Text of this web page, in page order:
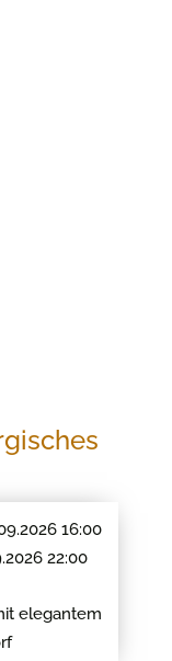
16:00
22:00
elegantem